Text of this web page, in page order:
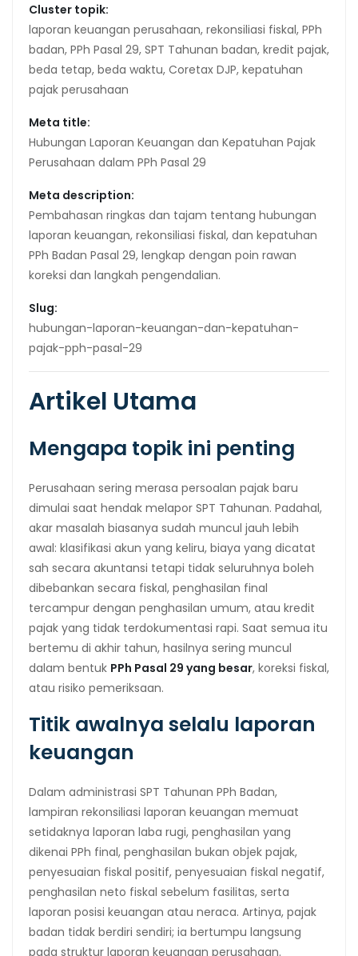
Cluster topik:
laporan keuangan perusahaan, rekonsiliasi fiskal, PPh
badan, PPh Pasal 29, SPT Tahunan badan, kredit pajak,
beda tetap, beda waktu, Coretax DJP, kepatuhan
pajak perusahaan
Meta title:
Hubungan Laporan Keuangan dan Kepatuhan Pajak
Perusahaan dalam PPh Pasal 29
Meta description:
Pembahasan ringkas dan tajam tentang hubungan
laporan keuangan, rekonsiliasi fiskal, dan kepatuhan
PPh Badan Pasal 29, lengkap dengan poin rawan
koreksi dan langkah pengendalian.
Slug:
hubungan-laporan-keuangan-dan-kepatuhan-
pajak-pph-pasal-29
Artikel Utama
Mengapa topik ini penting
Perusahaan sering merasa persoalan pajak baru
dimulai saat hendak melapor SPT Tahunan. Padahal,
akar masalah biasanya sudah muncul jauh lebih
awal: klasifikasi akun yang keliru, biaya yang dicatat
sah secara akuntansi tetapi tidak seluruhnya boleh
dibebankan secara fiskal, penghasilan final
tercampur dengan penghasilan umum, atau kredit
pajak yang tidak terdokumentasi rapi. Saat semua itu
bertemu di akhir tahun, hasilnya sering muncul
dalam bentuk PPh Pasal 29 yang besar, koreksi fiskal,
atau risiko pemeriksaan.
Titik awalnya selalu laporan
keuangan
Dalam administrasi SPT Tahunan PPh Badan,
lampiran rekonsiliasi laporan keuangan memuat
setidaknya laporan laba rugi, penghasilan yang
dikenai PPh final, penghasilan bukan objek pajak,
penyesuaian fiskal positif, penyesuaian fiskal negatif,
penghasilan neto fiskal sebelum fasilitas, serta
laporan posisi keuangan atau neraca. Artinya, pajak
badan tidak berdiri sendiri; ia bertumpu langsung
pada struktur laporan keuangan perusahaan.